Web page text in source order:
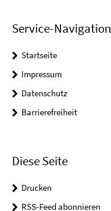
Service-Navigation
Startseite
Impressum
Datenschutz
Barrierefreiheit
Diese Seite
Drucken
RSS-Feed abonnieren